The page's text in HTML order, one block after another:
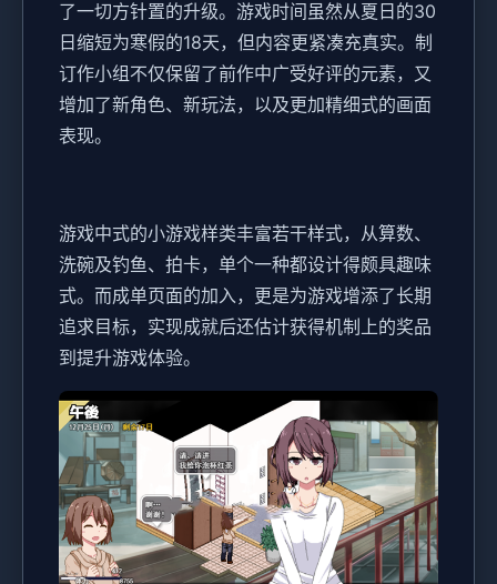
了一切方针置的升级。游戏时间虽然从夏日的30
日缩短为寒假的18天，但内容更紧凑充真实。制
订作小组不仅保留了前作中广受好评的元素，又
增加了​​新角色、新玩法​​，以及更加精细式的画面
表现。
游戏中式的小游戏样类丰富若干样式，从算数、
洗碗及钓鱼、拍卡，单个一种都设计得颇具趣味
式。而​​成单页面的加入​​，更是为游戏增添了长期
追求目标，实现成就后还估计获得机制上的奖品
到提升游戏体验。